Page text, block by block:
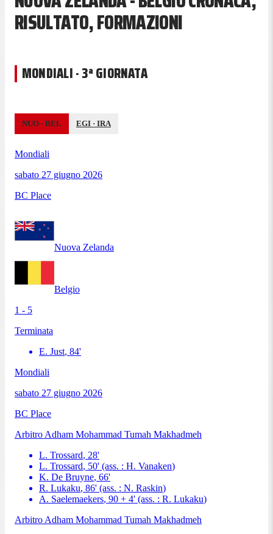
RISULTATO, FORMAZIONI
MONDIALI · 3ª GIORNATA
NUO · BEL EGI · IRA
Mondiali
sabato 27 giugno 2026
BC Place
Nuova Zelanda
Belgio
1 - 5
Terminata
E. Just, 84'
Mondiali
sabato 27 giugno 2026
BC Place
Arbitro Adham Mohammad Tumah Makhadmeh
L. Trossard, 28'
L. Trossard, 50' (ass. : H. Vanaken)
K. De Bruyne, 66'
R. Lukaku, 86' (ass. : N. Raskin)
A. Saelemaekers, 90 + 4' (ass. : R. Lukaku)
Arbitro Adham Mohammad Tumah Makhadmeh